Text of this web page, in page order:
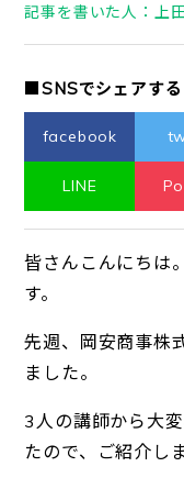
記事を書いた人：上
■SNSでシェアする
facebook
LINE
皆さんこんにちは
す。
先週、岡安商事株
ました。
3人の講師から大
たので、ご紹介しま